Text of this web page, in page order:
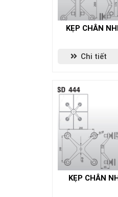
KẸP CHÂN
Chi tiết
KẸP CHÂN